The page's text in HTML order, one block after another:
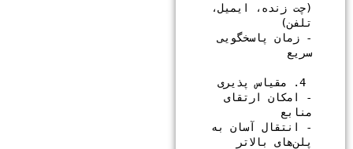
(چت زنده، ایمیل،
- زمان پاسخگویی
- امکان ارتقای
- انتقال آسان به